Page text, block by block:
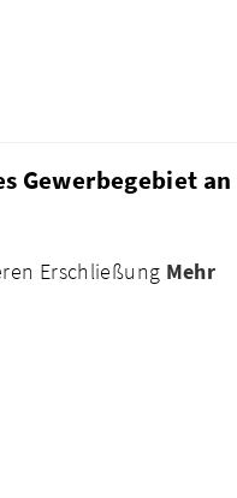
Gewerbegebiet
Erschließung Mehr